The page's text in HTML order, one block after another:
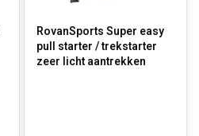
RovanSports Super easy
pull starter / trekstarter
zeer licht aantrekken